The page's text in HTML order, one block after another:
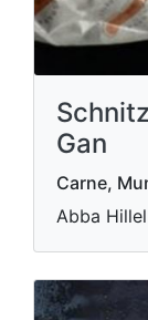
Gan
Carne,
Abba